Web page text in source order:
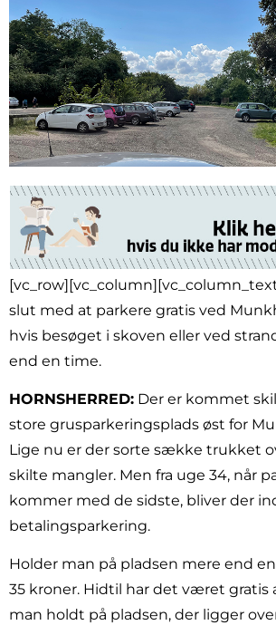
slut med at parkere gratis ved
hvis besøget i skoven eller ved
end en time.
HORNSHERRED: Der er kommet
store grusparkeringsplads øst for
Lige nu er der sorte sække trukket
skilte mangler. Men fra uge 34, når
kommer med de sidste, bliver der
betalingsparkering.
Holder man på pladsen mere end
35 kroner. Hidtil har det været gratis
man holdt på pladsen, der ligger